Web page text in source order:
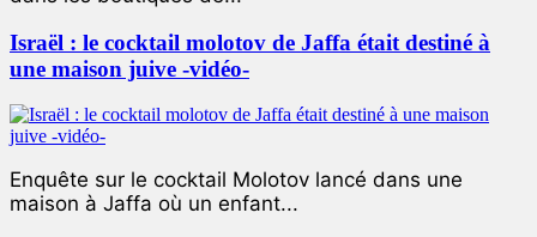
Israël : le cocktail molotov de Jaffa était destiné à
une maison juive -vidéo-
Enquête sur le cocktail Molotov lancé dans une
maison à Jaffa où un enfant...